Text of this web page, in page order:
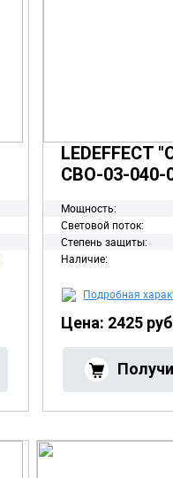
LEDEFFECT
СВО-03-040-
Мощность:
Световой поток:
Степень защиты:
Наличие:
Подробная
Цена: 2425